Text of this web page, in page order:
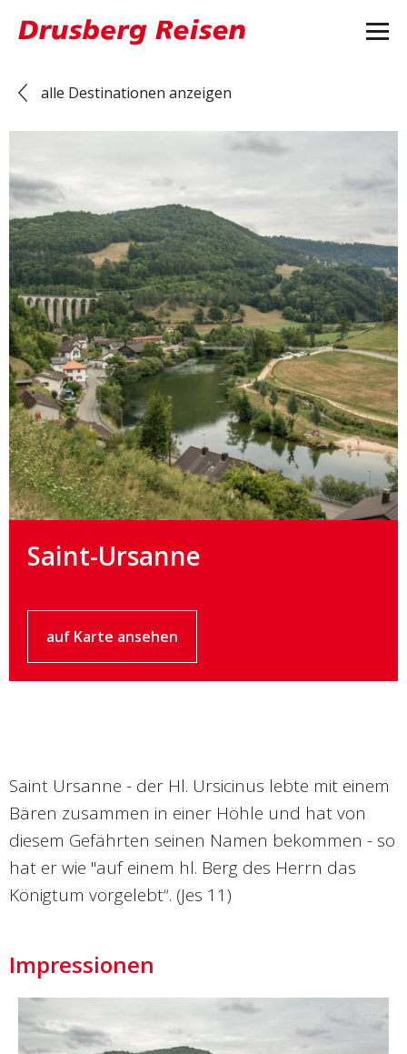
alle Destinationen anzeigen
Saint-Ursanne
auf Karte ansehen
Saint Ursanne - der Hl. Ursicinus lebte mit einem
Bären zusammen in einer Höhle und hat von
diesem Gefährten seinen Namen bekommen - so
hat er wie "auf einem hl. Berg des Herrn das
Königtum vorgelebt“. (Jes 11)
Impressionen